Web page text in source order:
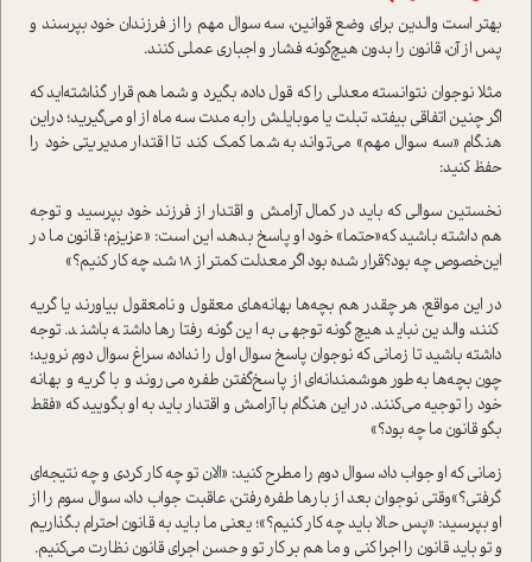
بهتر است والدين براي وضع قوانين، سه سوال مهم را از فرزندان خود بپرسند و
پس از آن، قانون را بدون هيچ‌گونه فشار و اجباری عملي كنند.
مثلا نوجوان نتوانسته معدلي را كه قول داده، بگيرد و شما هم قرار گذاشته‌ايد كه
اگر چنين اتفاقي بيفتد، تبلت يا موبايلش رابه مدت سه ماه از او مي‌گيريد؛ دراين
هنگام «سه سوال مهم» مي‌تواند به شما كمك كند تا اقتدار مديريتي خود را
حفظ كنيد:
نخستین سوالی که بايد در كمال آرامش و اقتدار از فرزند خود بپرسيد و توجه
هم داشته باشيد كه«حتما» خود او پاسخ بدهد، اين است: «عزيزم؛ قانون ما در
اين‌خصوص چه بود؟قرار شده بود اگر معدلت كمتر از 18 شد، چه كار كنيم؟»
در اين مواقع، هر چقدر هم بچه‌ها بهانه‌هاي معقول و نامعقول بياورند يا گريه
كنند، والدين نبايد هيچ‌گونه توجهي به اين‌گونه رفتارها داشته باشند. توجه
داشته باشيد تا زماني كه نوجوان پاسخ سوال اول را نداده، سراغ سوال دوم نروید؛
چون بچه‌ها به‌طور هوشمندانه‌اي از پاسخ‌گفتن طفره مي‌روند و با گريه و بهانه
خود را توجيه مي‌كنند. در اين هنگام با آرامش و اقتدار بايد به او بگوييد که «فقط
بگو قانون ما چه بود؟»
زماني كه او جواب داد، سوال دوم را مطرح كنيد: «الان تو چه كار كردي و چه نتيجه‌اي
گرفتي؟»وقتي نوجوان بعد از بارها طفره‌رفتن، عاقبت جواب داد، سوال سوم را از
او بپرسید: «پس حالا بايد چه كار كنيم؟»؛ يعني ما بايد به قانون احترام بگذاريم
و تو بايد قانون را اجرا كني و ما هم بر كار تو و حسن اجراي قانون نظارت مي‌كنيم.